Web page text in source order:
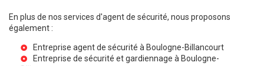
En plus de nos services d'agent de sécurité, nous proposons
également :
Entreprise agent de sécurité à Boulogne-Billancourt
Entreprise de sécurité et gardiennage à Boulogne-